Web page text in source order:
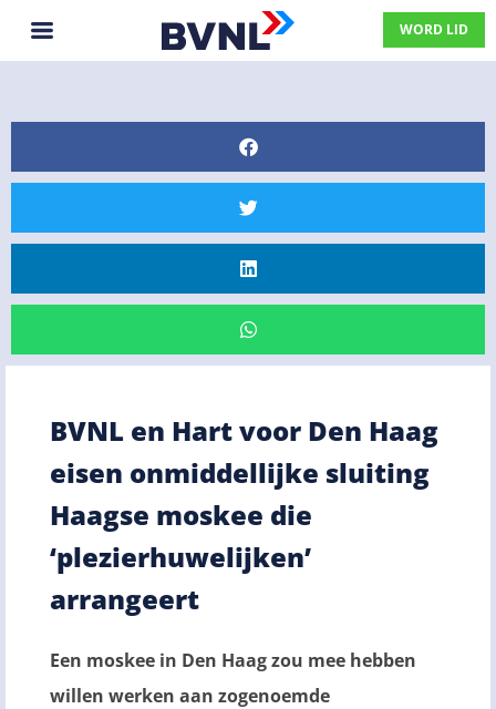
WORD LID
BVNL en Hart voor Den Haag
eisen onmiddellijke sluiting
Haagse moskee die
‘plezierhuwelijken’
arrangeert
Een moskee in Den Haag zou mee hebben
willen werken aan zogenoemde